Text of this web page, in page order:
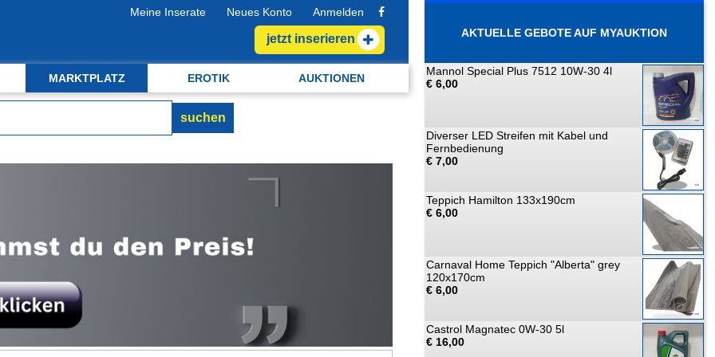
Meine Inserate Neues Konto Anmelden
jetzt inserieren
MARKTPLATZ EROTIK AUKTIONEN
suchen
AKTUELLE GEBOTE AUF MYAUKTION
Mannol Special Plus 7512 10W-30 4l
€ 6,00
Diverser LED Streifen mit Kabel und
Fernbedienung
€ 7,00
Teppich Hamilton 133x190cm
€ 6,00
Carnaval Home Teppich "Alberta" grey
120x170cm
€ 6,00
Castrol Magnatec 0W-30 5l
€ 16,00